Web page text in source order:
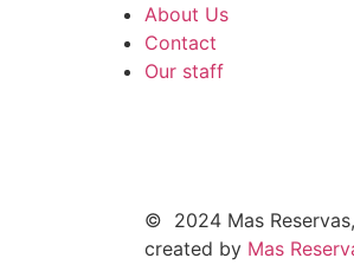
About Us
Contact
Our staff
© 2024 Mas
created by Mas